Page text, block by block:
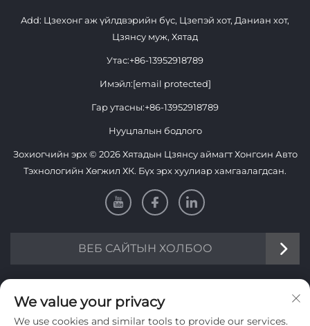
Add: Цзехонг аж үйлдвэрийн бүс, Цзепэй хот, Даниан хот,
Цзянсу муж, Хятад
Утас:+86-13952918789
Имэйл:[email protected]
Гар утасны:+86-13952918789
Нууцлалын бодлого
Зохиогчийн эрх © 2026 Хятадын Цзянсу аймагт Хонгсин Авто
Тэхнологийн Хөгжил ХК. Бүх эрх хуулиар хамгаалагдсан.
ВЕБ САЙТЫН ХОЛБОО
Мэдээлэл
Долоо хоног тутмын мэдээллийг авахын тулд бүртгэнэ үү
We value your privacy
We use cookies and similar tools to provide our services.